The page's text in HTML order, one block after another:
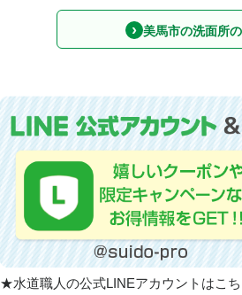
美馬市の洗面所
★水道職人の公式LINEアカウントはこち